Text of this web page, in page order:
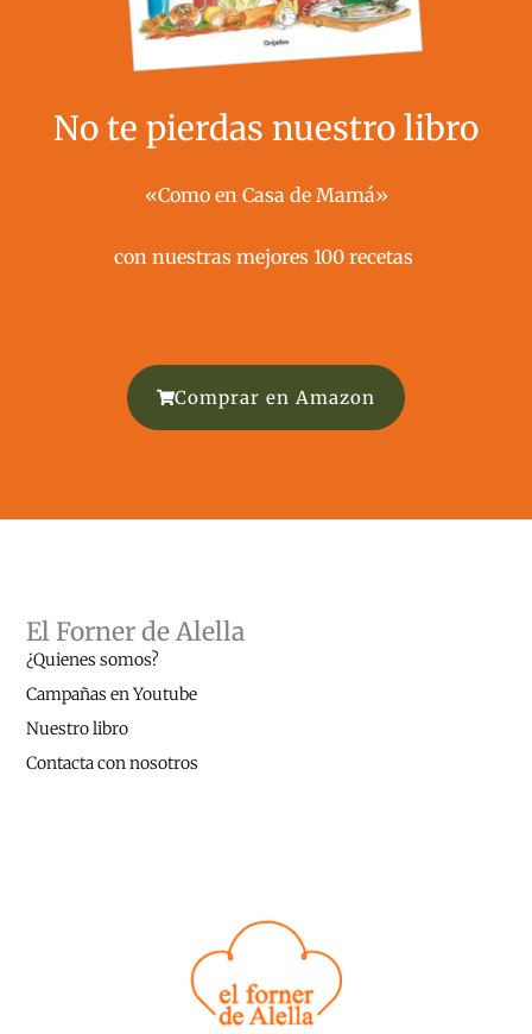
No te pierdas nuestro libro
«Como en Casa de Mamá»
con nuestras mejores 100 recetas ​
Comprar en Amazon
El Forner de Alella
¿Quienes somos?
Campañas en Youtube
Nuestro libro
Contacta con nosotros